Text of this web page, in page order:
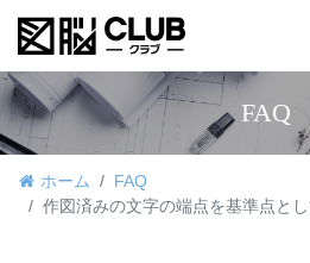
FAQ
ホーム
FAQ
作図済みの文字の端点を基準点と